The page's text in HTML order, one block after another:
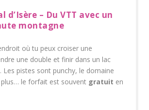
d’Isère – Du VTT avec un
montagne
où tu peux croiser une
une double et finir dans un lac
Les pistes sont punchy, le domaine
le forfait est souvent gratuit en